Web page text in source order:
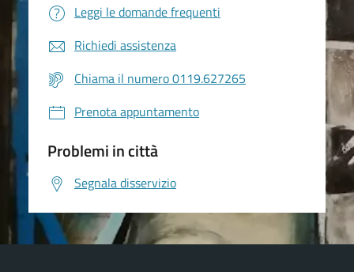
Leggi le domande frequenti
Richiedi assistenza
Chiama il numero 0119.627265
Prenota appuntamento
Problemi in città
Segnala disservizio